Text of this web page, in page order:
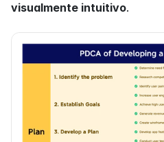
visualmente intuitivo.